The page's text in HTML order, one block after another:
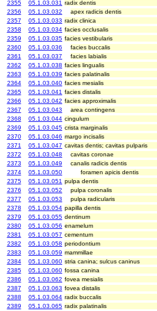
2355
05.1.03.031 radix dentis
2356
05.1.03.032
apex radicis dentis
2357
05.1.03.033 radix clinica
2358
05.1.03.034 facies occlusalis
2359
05.1.03.035 facies vestibularis
2360
05.1.03.036
facies buccalis
2361
05.1.03.037
facies labialis
2362
05.1.03.038 facies lingualis
2363
05.1.03.039 facies palatinalis
2364
05.1.03.040 facies mesialis
2365
05.1.03.041 facies distalis
2366
05.1.03.042 facies approximalis
2367
05.1.03.043
area contingens
2368
05.1.03.044 cingulum
2369
05.1.03.045 crista marginalis
2370
05.1.03.046 margo incisalis
2371
05.1.03.047 cavitas dentis; cavitas pulparis
2372
05.1.03.048
cavitas coronae
2373
05.1.03.049
canalis radicis dentis
2374
05.1.03.050
foramen apicis dentis
2375
05.1.03.051 pulpa dentis
2376
05.1.03.052
pulpa coronalis
2377
05.1.03.053
pulpa radicularis
2378
05.1.03.054 papilla dentis
2379
05.1.03.055 dentinum
2380
05.1.03.056 enamelum
2381
05.1.03.057 cementum
2382
05.1.03.058 periodontium
2383
05.1.03.059 mammillae
2384
05.1.03.060 stria canina; sulcus caninus
2385
05.1.03.060 fossa canina
2386
05.1.03.062 fovea mesialis
2387
05.1.03.063 fovea distalis
2388
05.1.03.064 radix buccalis
2389
05.1.03.065 radix palatinalis